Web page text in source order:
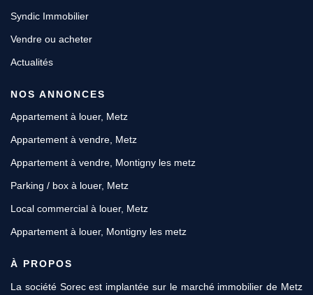
Syndic Immobilier
Vendre ou acheter
Actualités
NOS ANNONCES
Appartement à louer, Metz
Appartement à vendre, Metz
Appartement à vendre, Montigny les metz
Parking / box à louer, Metz
Local commercial à louer, Metz
Appartement à louer, Montigny les metz
À PROPOS
La société Sorec est implantée sur le marché immobilier de Metz